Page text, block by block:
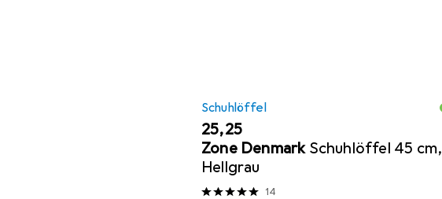
Schuhlöffel
EUR
25,25
Zone Denmark Schuhlöffel 45 cm,
Hellgrau
14